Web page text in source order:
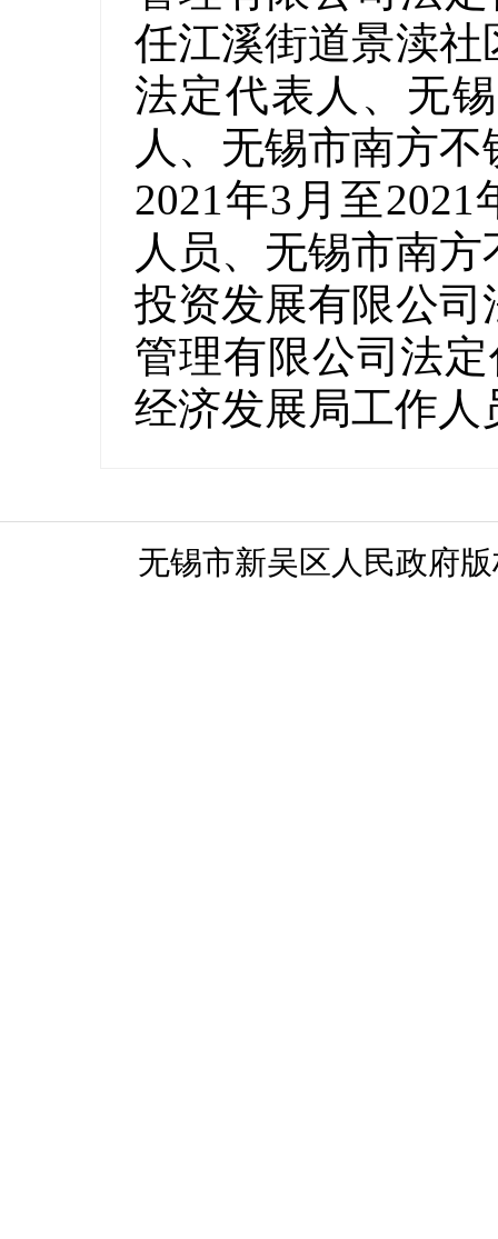
任江溪街道景渎
法定代表人、无
人、无锡市南方
2021年3月至
人员、无锡市南
投资发展有限公
管理有限公司法
经济发展局工作人
无锡市新吴区人民政府